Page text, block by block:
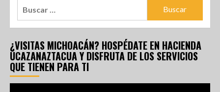
¿VISITAS MICHOACÁN? HOSPÉDATE EN HACIENDA
UCAZANAZTACUA Y DISFRUTA DE LOS SERVICIOS
QUE TIENEN PARA TI